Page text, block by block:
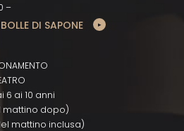
–
DI SAPONE
6 ai 10 anni
mattino dopo)
mattino inclusa)